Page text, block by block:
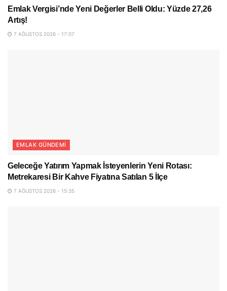
Emlak Vergisi’nde Yeni Değerler Belli Oldu: Yüzde 27,26
Artış!
7 AĞUSTOS 2026 - 17:07
EMLAK GÜNDEMI
Geleceğe Yatırım Yapmak İsteyenlerin Yeni Rotası:
Metrekaresi Bir Kahve Fiyatına Satılan 5 İlçe
7 AĞUSTOS 2026 - 15:35